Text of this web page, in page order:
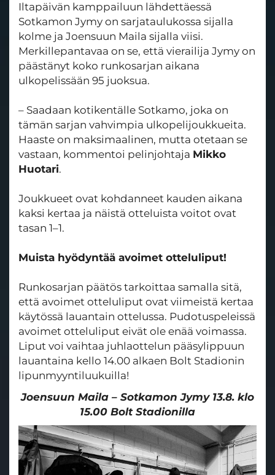
Iltapäivän kamppailuun lähdettäessä
Sotkamon Jymy on sarjataulukossa sijalla
kolme ja Joensuun Maila sijalla viisi.
Merkillepantavaa on se, että vierailija Jymy on
päästänyt koko runkosarjan aikana
ulkopelissään 95 juoksua.
– Saadaan kotikentälle Sotkamo, joka on
tämän sarjan vahvimpia ulkopelijoukkueita.
Haaste on maksimaalinen, mutta otetaan se
vastaan, kommentoi pelinjohtaja Mikko
Huotari.
Joukkueet ovat kohdanneet kauden aikana
kaksi kertaa ja näistä otteluista voitot ovat
tasan 1–1.
Muista hyödyntää avoimet otteluliput!
Runkosarjan päätös tarkoittaa samalla sitä,
että avoimet otteluliput ovat viimeistä kertaa
käytössä lauantain ottelussa. Pudotuspeleissä
avoimet otteluliput eivät ole enää voimassa.
Liput voi vaihtaa juhlaottelun pääsylippuun
lauantaina kello 14.00 alkaen Bolt Stadionin
lipunmyyntiluukuilla!
Joensuun Maila – Sotkamon Jymy 13.8. klo
15.00 Bolt Stadionilla